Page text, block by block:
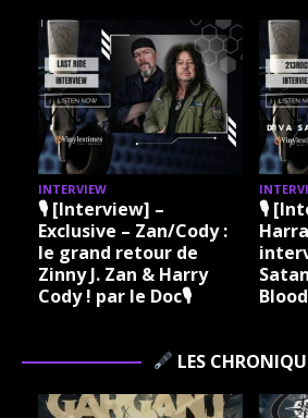
INTERVIEW
🎙 [Interview] –
Exclusive – Zan/Cody :
le grand retour de
Zinny J. Zan & Harry
Cody ! par le Doc🎙
🎙
LES